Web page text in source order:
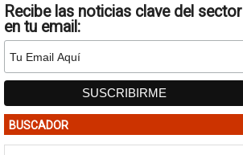
Recibe las noticias clave del sector
en tu email:
BUSCADOR